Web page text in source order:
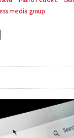
media group